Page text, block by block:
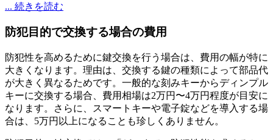
... 続きを読む
防犯目的で交換する場合の費用
防犯性を高めるために鍵交換を行う場合は、費用の幅が特に
大きくなります。理由は、交換する鍵の種類によって部品代
が大きく異なるためです。一般的な刻みキーからディンプル
キーに交換する場合、費用相場は2万円〜4万円程度が目安に
なります。さらに、スマートキーや電子錠などを導入する場
合は、5万円以上になることも珍しくありません。